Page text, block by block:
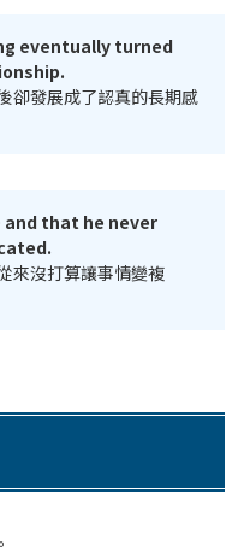
eventually turned
卻發展成了認真的長期感
that he never
來沒打算讓事情變複